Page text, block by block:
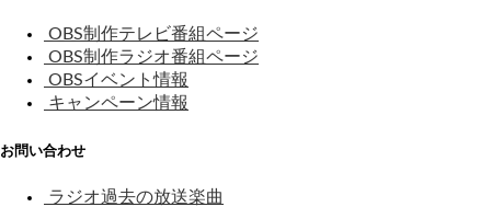
OBS制作テレビ番組ページ
OBS制作ラジオ番組ページ
OBSイベント情報
キャンペーン情報
お問い合わせ
ラジオ過去の放送楽曲